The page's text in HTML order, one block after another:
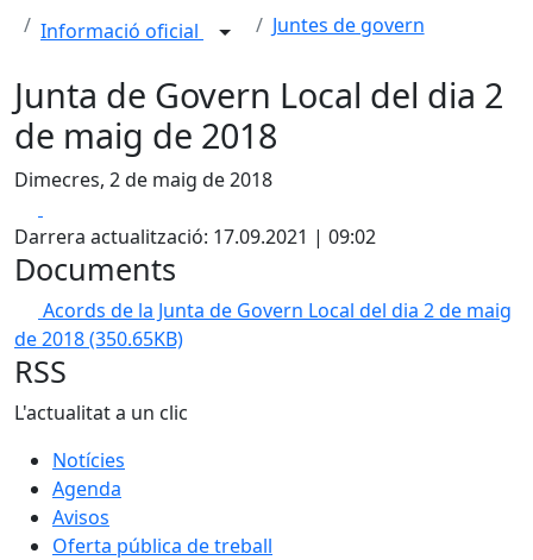
Informació oficial
Juntes de govern
Junta de Govern Local del dia 2
de maig de 2018
Dimecres, 2 de maig de 2018
Darrera actualització: 17.09.2021 | 09:02
Documents
Acords de la Junta de Govern Local del dia 2 de maig
de 2018(350.65KB)
RSS
L'actualitat a un clic
Notícies
Agenda
Avisos
Oferta pública de treball